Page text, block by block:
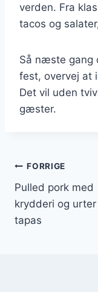
verden. Fra
tacos og
Så næste gang
fest, overvej at
Det vil uden
gæster.
FORRIGE
Pulled pork med
krydderi og
tapas